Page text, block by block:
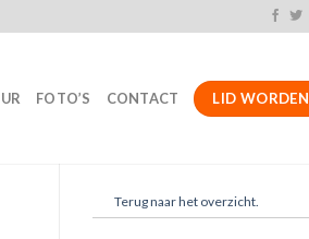
FOTO’S CONTACT LID WORDEN
Terug naar het overzicht.